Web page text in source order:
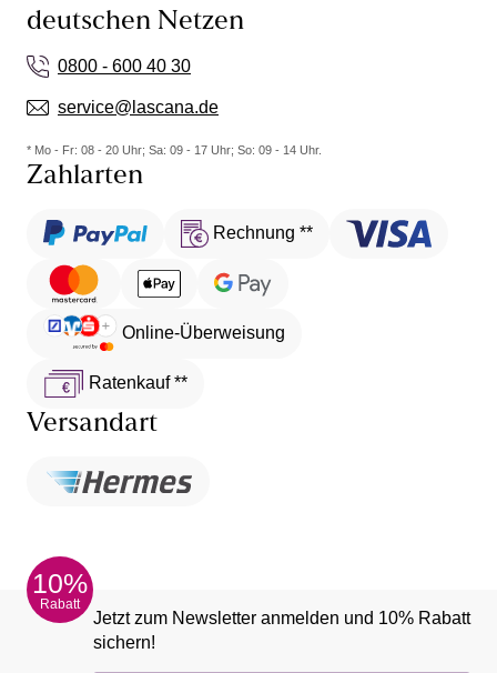
deutschen Netzen
0800 - 600 40 30
service@lascana.de
* Mo - Fr: 08 - 20 Uhr; Sa: 09 - 17 Uhr; So: 09 - 14 Uhr.
Zahlarten
Rechnung **
Online-Überweisung
Ratenkauf **
Versandart
10%
Rabatt
Jetzt zum Newsletter anmelden und 10% Rabatt
sichern!